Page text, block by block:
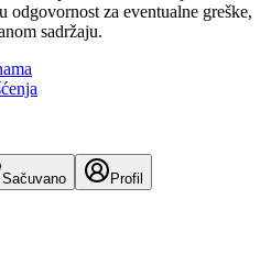
odgovornost za eventualne greške,
sadržaju.
Sačuvano Profil